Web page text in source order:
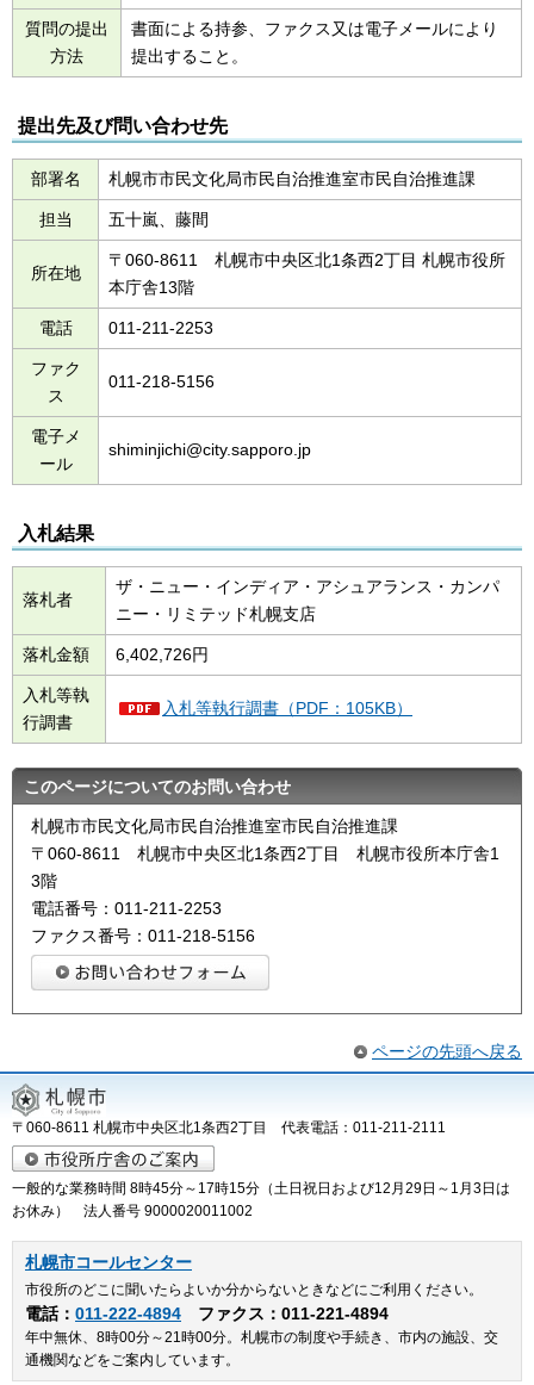
質問の提出
方法
書面による持参、ファクス又は電子メールにより
提出すること。
提出先及び問い合わせ先
部署名 札幌市市民文化局市民自治推進室市民自治推進課
担当 五十嵐、藤間
所在地
〒060-8611 札幌市中央区北1条西2丁目 札幌市役所
本庁舎13階
電話 011-211-2253
ファク
ス
011-218-5156
電子メ
ール
shiminjichi@city.sapporo.jp
入札結果
落札者
ザ・ニュー・インディア・アシュアランス・カンパ
ニー・リミテッド札幌支店
落札金額 6,402,726円
入札等執
行調書
入札等執行調書（PDF：105KB）
このページについてのお問い合わせ
札幌市市民文化局市民自治推進室市民自治推進課
〒060-8611 札幌市中央区北1条西2丁目 札幌市役所本庁舎1
3階
電話番号：011-211-2253
ファクス番号：011-218-5156
ページの先頭へ戻る
〒060-8611 札幌市中央区北1条西2丁目 代表電話：011-211-2111
一般的な業務時間 8時45分～17時15分（土日祝日および12月29日～1月3日は
お休み） 法人番号 9000020011002
札幌市コールセンター
市役所のどこに聞いたらよいか分からないときなどにご利用ください。
電話： 011-222-4894 ファクス：011-221-4894
年中無休、8時00分～21時00分。札幌市の制度や手続き、市内の施設、交
通機関などをご案内しています。